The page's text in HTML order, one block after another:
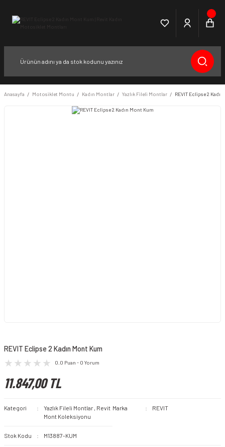
Anasayfa Motosiklet Montu Kadın Montlar Yazlık Fileli Montlar REVIT Eclipse 2
REVIT Eclipse 2 Kadın Mont Kum
0.0 Puan - 0 Yorum
11.847,00 TL
Kategori Yazlık Fileli Montlar , Revit
Mont Koleksiyonu
Marka REVIT
Stok Kodu M13887-KUM